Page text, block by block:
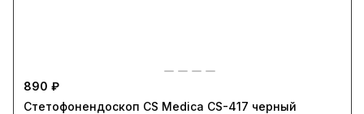
890 ₽
Стетофонендоскоп CS Medica CS-417 черный